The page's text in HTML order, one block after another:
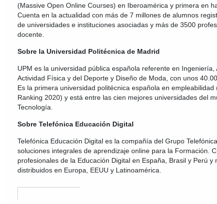
(Massive Open Online Courses) en Iberoamérica y primera en
Cuenta en la actualidad con más de 7 millones de alumnos
de universidades e instituciones asociadas y más de 3500
docente.
Sobre la Universidad Politécnica de Madrid
UPM es la universidad pública española referente en
Actividad Física y del Deporte y Diseño de Moda, con unos
Es la primera universidad politécnica española en empleabilidad
Ranking 2020) y está entre las cien mejores universidades del
Tecnología.
Sobre Telefónica Educación Digital
Telefónica Educación Digital es la compañía del Grupo
soluciones integrales de aprendizaje online para la Formación.
profesionales de la Educación Digital en España, Brasil y Perú y
distribuidos en Europa, EEUU y Latinoamérica.